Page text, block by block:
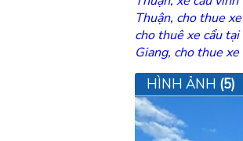
Thuận, cho thue
cho thuê xe cẩu
Giang, cho thue
HÌNH ẢNH (5)